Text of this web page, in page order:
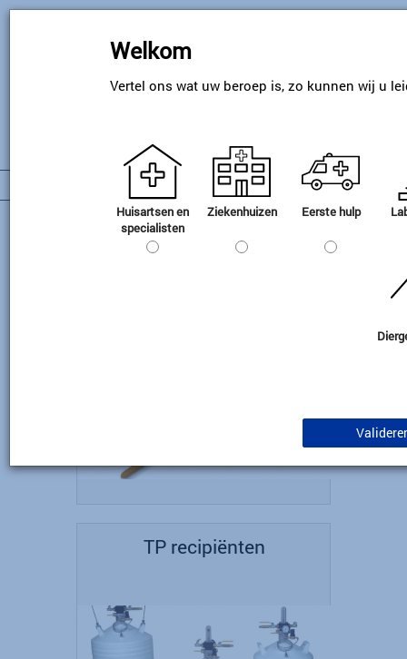
Skip
Welkom
Vertel ons wat uw beroep is, zo kunnen wij u
Huisartsen en
specialisten
Ziekenhuizen Eerste hulp
TP gamma
TP recipiënten